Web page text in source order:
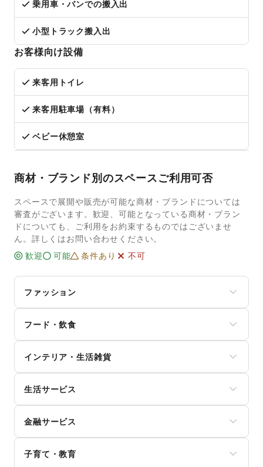
乗用車・バンでの搬入出
小型トラック搬入出
お客様向け設備
来客用トイレ
来客用駐車場（有料）
ベビー休憩室
商材・ブランド別のスペースご利用可否
スペースで展開や販売が可能な商材・ブランドについては
審査がございます。歓迎、可能となっている商材・ブラン
ドについても、ご利用をお約束するものではございませ
ん。詳しくはお問い合わせください。
歓迎
可能 条件あり 不可
ファッション
レディースファッション
ユニセックス
インナー・ルームウェア
キッズ・ベビー・マタニティ
スポーツ
シーズナルウェア
腕時計
靴
バッグ・革小物
ファッション雑貨
フード・飲食
和菓子
パン
お弁当・惣菜
軽食・ホットスナック
コーヒー・紅茶
その他飲料
食材・調味料
インテリア・生活雑貨
寝具・ベッド
家具・家電
キッチン雑貨・調理器具
掃除用品・生活便利品
文房具
手芸・ハンドメイド
生活サービス
インターネット・プロバイダ
電気・ガス
ウォーターサーバー
ハウスクリーニング・家事代行
金融サービス
保険
子育て・教育